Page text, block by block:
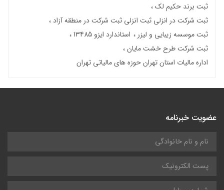
ثبت برند حکیم لک
ثبت شرکت در انزلی ثبت انزلی ثبت شرکت در منطقه آزاد
ثبت موسسه زیبایی و لیزر
استاندارد ایزو 13485
ثبت شرکت طرح خشت مایان
اداره مالیات استان تهران حوزه های مالیاتی تهران
عضویت خبرنامه